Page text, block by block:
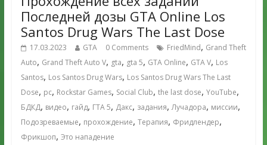
Последней дозы GTA Online Los
Santos Drug Wars The Last Dose
17.03.2023 GTA 0 Comments FriedMind, Grand Theft
Auto, Grand Theft Auto V, gta, gta 5, GTA Online, GTA V, Los
Santos, Los Santos Drug Wars, Los Santos Drug Wars The Last
Dose, pc, Rockstar Games, Social Club, the last dose, YouTube,
БДКД, видео, гайд, ГТА 5, Дакс, задания,Лучадора, миссии,
Подозреваемые, прохождение, Терапия, Фридлендер,
Фрикшоп, Это нападение